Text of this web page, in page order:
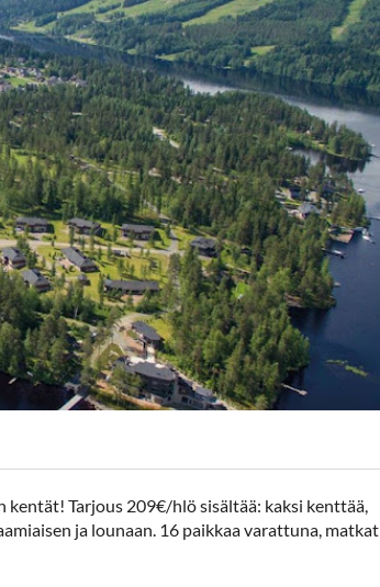
kentät! Tarjous 209€/hlö sisältää: kaksi kenttää,
ja lounaan. 16 paikkaa varattuna, matkat